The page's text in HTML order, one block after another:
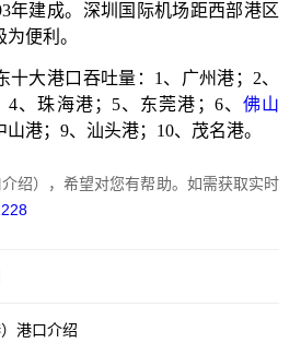
年建成。深圳国际机场距西部港区
便利。
十大港口吞吐量： 1、广州港；2、
、珠海港；5、东莞港；6、 佛山
港；9、汕头港；10、茂名港。
绍），希望对您有帮助。如需获取实时
港口介绍